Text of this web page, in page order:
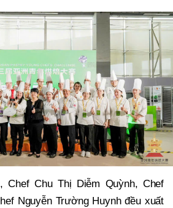
Chef Chu Thị Diễm Quỳnh, Chef
Nguyễn Trường Huynh đều xuất